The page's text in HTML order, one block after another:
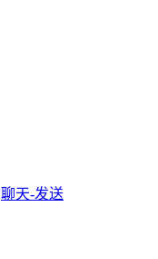
聊天-发送